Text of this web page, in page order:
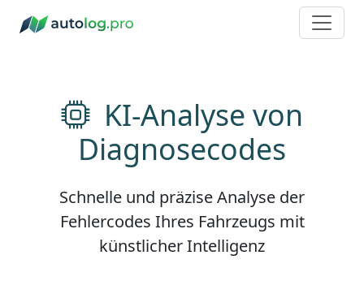
KI-Analyse von
Diagnosecodes
Schnelle und präzise Analyse der
Fehlercodes Ihres Fahrzeugs mit
künstlicher Intelligenz